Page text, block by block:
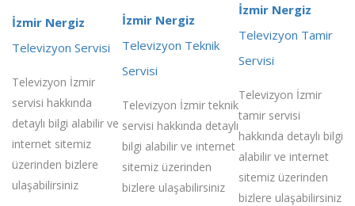
İzmir Nergiz
Televizyon Servisi
Televizyon İzmir
servisi hakkında
detaylı bilgi alabilir ve
internet sitemiz
üzerinden bizlere
ulaşabilirsiniz
İzmir Nergiz
Televizyon Teknik
Servisi
Televizyon İzmir teknik
servisi hakkında detaylı
bilgi alabilir ve internet
sitemiz üzerinden
bizlere ulaşabilirsiniz
İzmir Nergiz
Televizyon Tamir
Servisi
Televizyon İzmir
tamir servisi
hakkında detaylı bilgi
alabilir ve internet
sitemiz üzerinden
bizlere ulaşabilirsiniz